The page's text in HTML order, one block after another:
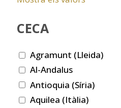
CECA
Agramunt (Lleida)
Al-Andalus
Antioquia (Síria)
Aquilea (Itàlia)